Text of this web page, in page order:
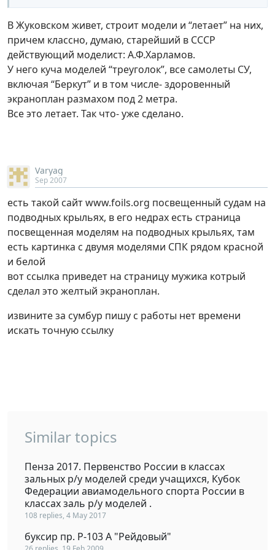
В Жуковском живет, строит модели и “летает” на них,
причем классно, думаю, старейший в СССР
действующий моделист: А.Ф.Харламов.
У него куча моделей “треуголок”, все самолеты СУ,
включая “Беркут” и в том числе- здоровенный
экраноплан размахом под 2 метра.
Все это летает. Так что- уже сделано.
Varyag
Sep 2007
есть такой сайт www.foils.org посвещенный судам на
подводных крыльях, в его недрах есть страница
посвещенная моделям на подводных крыльях, там
есть картинка с двумя моделями СПК рядом красной
и белой
вот ссылка приведет на страницу мужика котрый
сделал это желтый экраноплан.
извините за сумбур пишу с работы нет времени
искать точную ссылку
Similar topics
Пенза 2017. Первенство России в классах
зальных р/у моделей среди учащихся, Кубок
Федерации авиамодельного спорта России в
классах заль р/у моделей .
108 replies, 4 May 2017
буксир пр. Р-103 А "Рейдовый"